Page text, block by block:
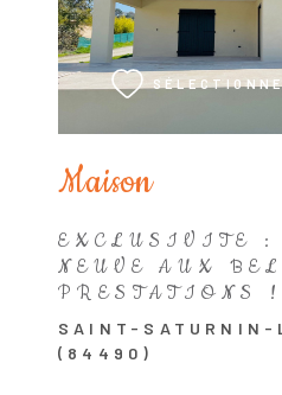
Maison
EXCLUSIVITE
NEUVE AUX
PRESTATIONS !
SAINT-SATURNIN-
(84490)
VOIR